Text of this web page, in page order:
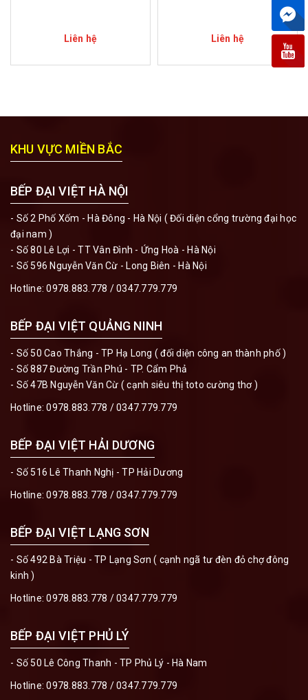
Liên hệ Liên hệ
KHU VỰC MIỀN BẮC
BẾP ĐẠI VIỆT HÀ NỘI
- Số 2 Phố Xốm - Hà Đông - Hà Nội ( Đối diện cổng trường đại học
đại nam )
- Số 80 Lê Lợi - TT Vân Đình - Ứng Hoà - Hà Nội
- Số 596 Nguyễn Văn Cừ - Long Biên - Hà Nội
Hotline:0978.883.778 /0347.779.779
BẾP ĐẠI VIỆT QUẢNG NINH
- Số 50 Cao Thắng - TP Hạ Long ( đối diện công an thành phố )
- Số 887 Đường Trần Phú - TP. Cẩm Phả
- Số 47B Nguyễn Văn Cừ ( cạnh siêu thị toto cường thơ )
Hotline:0978.883.778 /0347.779.779
BẾP ĐẠI VIỆT HẢI DƯƠNG
- Số 516 Lê Thanh Nghị - TP Hải Dương
Hotline:0978.883.778 /0347.779.779
BẾP ĐẠI VIỆT LẠNG SƠN
- Số 492 Bà Triệu - TP Lạng Sơn ( cạnh ngã tư đèn đỏ chợ đông
kinh )
Hotline:0978.883.778 /0347.779.779
BẾP ĐẠI VIỆT PHỦ LÝ
- Số 50 Lê Công Thanh - TP Phủ Lý - Hà Nam
Hotline:0978.883.778 /0347.779.779